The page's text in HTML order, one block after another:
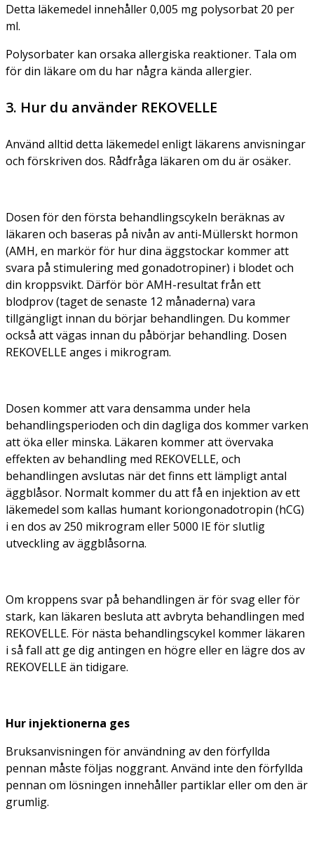
Detta läkemedel innehåller 0,005 mg polysorbat 20 per
ml.
Polysorbater kan orsaka allergiska reaktioner. Tala om
för din läkare om du har några kända allergier.
3. Hur du använder REKOVELLE
Använd alltid detta läkemedel enligt läkarens anvisningar
och förskriven dos. Rådfråga läkaren om du är osäker.
Dosen för den första behandlingscykeln beräknas av
läkaren och baseras på nivån av anti-Müllerskt hormon
(AMH, en markör för hur dina äggstockar kommer att
svara på stimulering med gonadotropiner) i blodet och
din kroppsvikt. Därför bör AMH-resultat från ett
blodprov (taget de senaste 12 månaderna) vara
tillgängligt innan du börjar behandlingen. Du kommer
också att vägas innan du påbörjar behandling. Dosen
REKOVELLE anges i mikrogram.
Dosen kommer att vara densamma under hela
behandlingsperioden och din dagliga dos kommer varken
att öka eller minska. Läkaren kommer att övervaka
effekten av behandling med REKOVELLE, och
behandlingen avslutas när det finns ett lämpligt antal
äggblåsor. Normalt kommer du att få en injektion av ett
läkemedel som kallas humant koriongonadotropin (hCG)
i en dos av 250 mikrogram eller 5000 IE för slutlig
utveckling av äggblåsorna.
Om kroppens svar på behandlingen är för svag eller för
stark, kan läkaren besluta att avbryta behandlingen med
REKOVELLE. För nästa behandlingscykel kommer läkaren
i så fall att ge dig antingen en högre eller en lägre dos av
REKOVELLE än tidigare.
Hur injektionerna ges
Bruksanvisningen för användning av den förfyllda
pennan måste följas noggrant. Använd inte den förfyllda
pennan om lösningen innehåller partiklar eller om den är
grumlig.